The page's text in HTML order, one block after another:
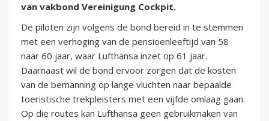
van vakbond Vereinigung Cockpit.
De piloten zijn volgens de bond bereid in te stemmen
met een verhoging van de pensioenleeftijd van 58
naar 60 jaar, waar Lufthansa inzet op 61 jaar.
Daarnaast wil de bond ervoor zorgen dat de kosten
van de bemanning op lange vluchten naar bepaalde
toeristische trekpleisters met een vijfde omlaag gaan.
Op die routes kan Lufthansa geen gebruikmaken van